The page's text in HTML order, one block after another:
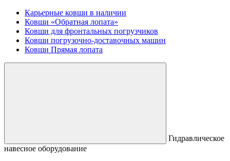
Карьерные ковши в наличии
Ковши «Обратная лопата»
Ковши для фронтальных погрузчиков
Ковши погрузочно-доставочных машин
Ковши Прямая лопата
Гидравлическое
навесное оборудование